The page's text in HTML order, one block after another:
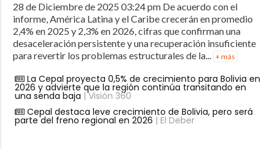
28 de Diciembre de 2025 03:24 pm De acuerdo con el
informe, América Latina y el Caribe crecerán en promedio
2,4% en 2025 y 2,3% en 2026, cifras que confirman una
desaceleración persistente y una recuperación insuficiente
para revertir los problemas estructurales de la... + más
La Cepal proyecta 0,5% de crecimiento para Bolivia en
2026 y advierte que la región continúa transitando en
una senda baja | Visión 360
Cepal destaca leve crecimiento de Bolivia, pero será
parte del freno regional en 2026 | El Deber